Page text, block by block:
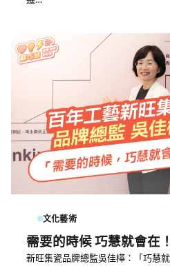
文化藝術
需要的時候 巧慧就會在！
新旺集瓷品牌總監吳佳樺：「巧慧